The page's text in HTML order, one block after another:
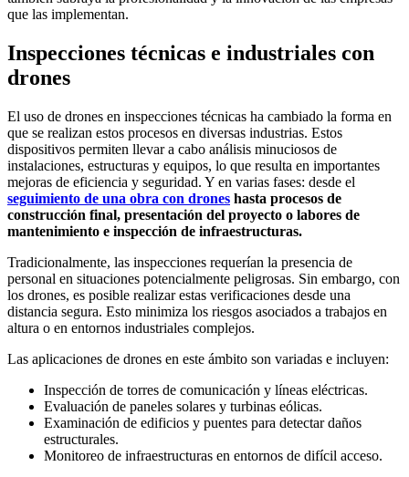
que las implementan.
Inspecciones técnicas e industriales con
drones
El uso de drones en inspecciones técnicas ha cambiado la forma en
que se realizan estos procesos en diversas industrias. Estos
dispositivos permiten llevar a cabo análisis minuciosos de
instalaciones, estructuras y equipos, lo que resulta en importantes
mejoras de eficiencia y seguridad. Y en varias fases: desde el
seguimiento de una obra con drones hasta procesos de
construcción final, presentación del proyecto o labores de
mantenimiento e inspección de infraestructuras.
Tradicionalmente, las inspecciones requerían la presencia de
personal en situaciones potencialmente peligrosas. Sin embargo, con
los drones, es posible realizar estas verificaciones desde una
distancia segura. Esto minimiza los riesgos asociados a trabajos en
altura o en entornos industriales complejos.
Las aplicaciones de drones en este ámbito son variadas e incluyen:
Inspección de torres de comunicación y líneas eléctricas.
Evaluación de paneles solares y turbinas eólicas.
Examinación de edificios y puentes para detectar daños
estructurales.
Monitoreo de infraestructuras en entornos de difícil acceso.